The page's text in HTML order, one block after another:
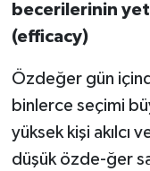
becerilerinin
(efficacy)
Özdeğer gün
binlerce seçimi
yüksek kişi akılcı
düşük özde-ğer
SPOR
TİCARET